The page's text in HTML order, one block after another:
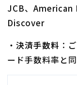
JCB、American
Discover
・ 決済手数料 ：
ード手数料率と同